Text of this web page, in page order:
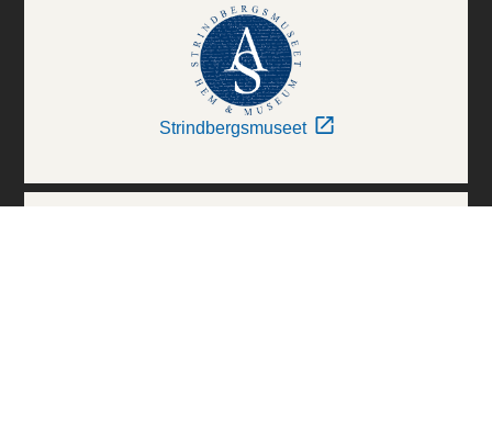
Strindbergsmuseet